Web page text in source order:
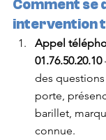
Comment se
intervention
Appel
01.76.50.20.10
des
porte,
barillet,
connue.